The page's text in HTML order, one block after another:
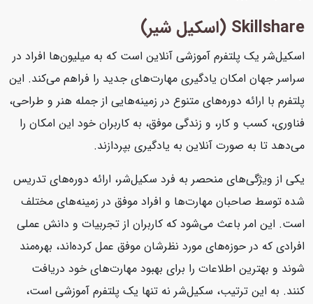
Skillshare (اسکیل شیر)
اسکیل‌شر یک پلتفرم آموزشی آنلاین است که به میلیون‌ها افراد در
سراسر جهان امکان یادگیری مهارت‌های جدید را فراهم می‌کند. این
پلتفرم با ارائه دوره‌های متنوع در زمینه‌هایی از جمله هنر و طراحی،
فناوری، کسب و کار، و زندگی موفق، به کاربران خود این امکان را
می‌دهد تا به صورت آنلاین به یادگیری بپردازند.
یکی از ویژگی‌های منحصر به فرد سکیل‌شر، ارائه دوره‌های تدریس
شده توسط صاحبان مهارت‌ها و افراد موفق در زمینه‌های مختلف
است. این امر باعث می‌شود که کاربران از تجربیات و دانش عملی
افرادی که در حوزه‌های مورد نظرشان موفق عمل کرده‌اند، بهره‌مند
شوند و بهترین اطلاعات را برای بهبود مهارت‌های خود دریافت
کنند. به این ترتیب، سکیل‌شر نه تنها یک پلتفرم آموزشی است،